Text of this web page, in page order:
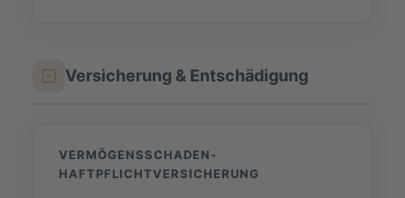
Versicherung & Entschädigung
VERMÖGENSSCHADEN-
HAFTPFLICHTVERSICHERUNG